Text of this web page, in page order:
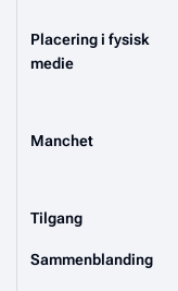
Placering i fysisk
medie
Manchet
Tilgang
Sammenblanding